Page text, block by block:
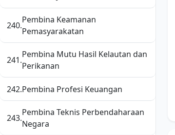
240.
Pembina Keamanan
Pemasyarakatan
241.
Pembina Mutu Hasil Kelautan dan
Perikanan
242.Pembina Profesi Keuangan
243.
Pembina Teknis Perbendaharaan
Negara